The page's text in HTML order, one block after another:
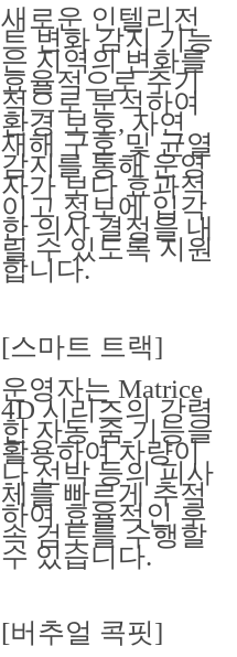
새로운 인텔리전
트 변화 감지 기능
은 지역의 변화를
효율적으로 주기
적으로 분석하여
환경 보호, 자연
재해 구호 및 균열
감지를 통해 운영
자가 보다 효과적
이고 정보에 입각
한 의사 결정을 내
릴 수 있도록 지원
합니다.
[스마트 트랙]
운영자는 Matrice
4D 시리즈의 강력
한 자동 줌 기능을
활용하여 차량이
나 선박 등의 피사
체를 빠르게 추적
하여 효율적인 후
속 검토를 수행할
수 있습니다.
[버추얼 콕핏]